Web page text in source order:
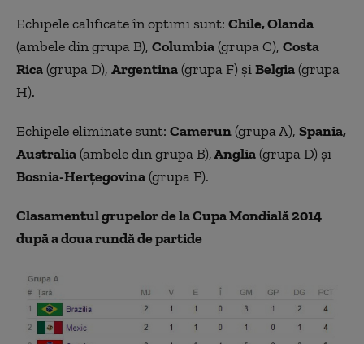
Echipele calificate în optimi sunt: Chile, Olanda
(ambele din grupa B), Columbia(grupa C), Costa
Rica(grupa D), Argentina(grupa F) şiBelgia(grupa
H).
Echipele eliminate sunt: Camerun(grupa A), Spania,
Australia(ambele din grupa B),Anglia(grupa D) şi
Bosnia-Herțegovina(grupa F).
Clasamentul grupelor de la Cupa Mondială 2014
după a doua rundă de partide